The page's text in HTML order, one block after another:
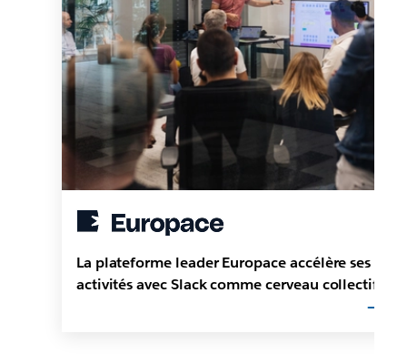
La plateforme leader Europace accélère ses
activités avec Slack comme cerveau collectif